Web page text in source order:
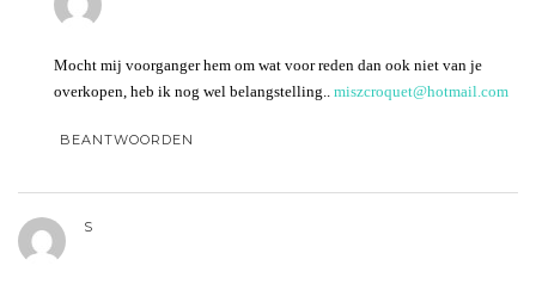
Mocht mij voorganger hem om wat voor reden dan ook niet van je
overkopen, heb ik nog wel belangstelling.. miszcroquet@hotmail.com
BEANTWOORDEN
S